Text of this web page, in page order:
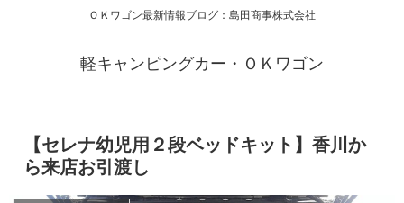
ＯＫワゴン最新情報ブログ：島田商事株式会社
軽キャンピングカー・ＯＫワゴン
【セレナ幼児用２段ベッドキット】香川か
ら来店お引渡し